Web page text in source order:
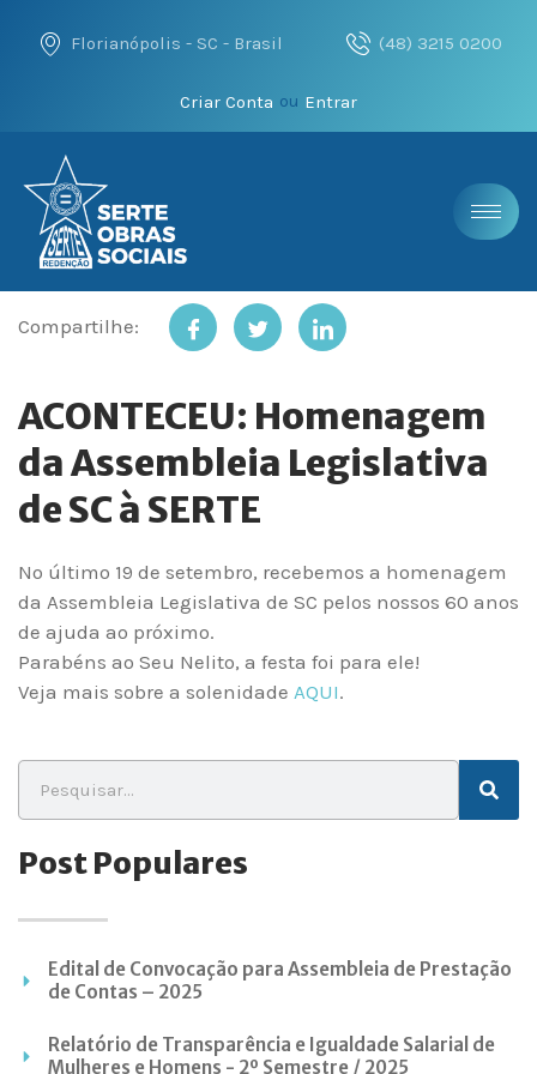
Florianópolis - SC - Brasil (48) 3215 0200
Criar Conta ou Entrar
Compartilhe:
ACONTECEU: Homenagem
da Assembleia Legislativa
de SC à SERTE
No último 19 de setembro, recebemos a homenagem
da Assembleia Legislativa de SC pelos nossos 60 anos
de ajuda ao próximo.
Parabéns ao Seu Nelito, a festa foi para ele!
Veja mais sobre a solenidade AQUI.
Post Populares
Edital de Convocação para Assembleia de Prestação
de Contas – 2025
Relatório de Transparência e Igualdade Salarial de
Mulheres e Homens - 2º Semestre / 2025